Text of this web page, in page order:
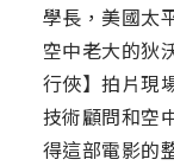
學長，美國太
空中老大的狄
行俠】拍片現
技術顧問和空
得這部電影的